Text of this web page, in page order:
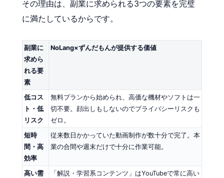
その理由は、副業に求められる3つの要素を完璧
に満たしているからです。
副業に
求めら
れる要
素
NoLang×ずんだもんが提供する価値
低コス
ト・低
リスク
無料プランから始められ、高価な機材やソフトは一
切不要。顔出しもしないのでプライバシーリスクも
ゼロ。
短時
間・高
効率
従来数日かかっていた動画制作が数十分で完了。本
業の合間や週末だけで十分に作業可能。
高い需
「解説・学習系コンテンツ」はYouTubeで常に高い